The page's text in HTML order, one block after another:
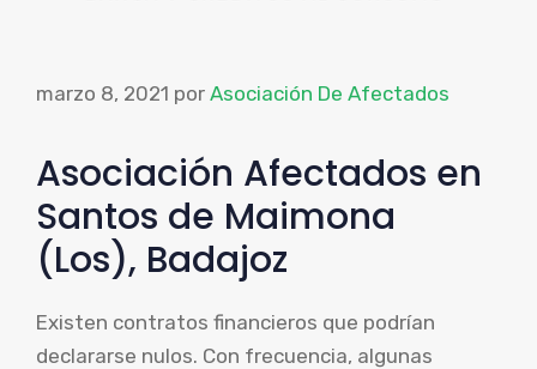
marzo 8, 2021 por Asociación De Afectados
Asociación Afectados en
Santos de Maimona
(Los), Badajoz
Existen contratos financieros que podrían
declararse nulos. Con frecuencia, algunas